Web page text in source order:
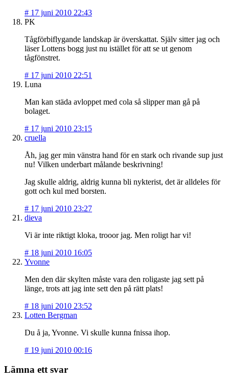
# 17 juni 2010 22:43
PK
Tågförbiflygande landskap är överskattat. Själv sitter jag och
läser Lottens bogg just nu istället för att se ut genom
tågfönstret.
# 17 juni 2010 22:51
Luna
Man kan städa avloppet med cola så slipper man gå på
bolaget.
# 17 juni 2010 23:15
cruella
Åh, jag ger min vänstra hand för en stark och rivande sup just
nu! Vilken underbart målande beskrivning!
Jag skulle aldrig, aldrig kunna bli nykterist, det är alldeles för
gott och kul med borsten.
# 17 juni 2010 23:27
dieva
Vi är inte riktigt kloka, trooor jag. Men roligt har vi!
# 18 juni 2010 16:05
Yvonne
Men den där skylten måste vara den roligaste jag sett på
länge, trots att jag inte sett den på rätt plats!
# 18 juni 2010 23:52
Lotten Bergman
Du å ja, Yvonne. Vi skulle kunna fnissa ihop.
# 19 juni 2010 00:16
Lämna ett svar